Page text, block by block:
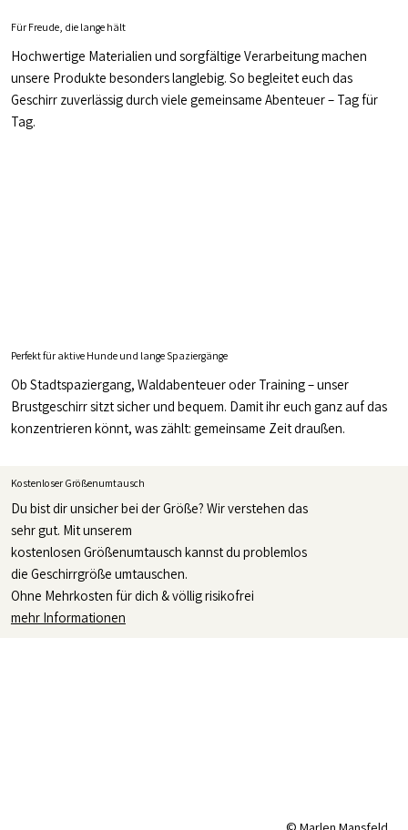
Für Freude, die lange hält
Hochwertige Materialien und sorgfältige Verarbeitung machen
unsere Produkte besonders langlebig. So begleitet euch das
Geschirr zuverlässig durch viele gemeinsame Abenteuer – Tag für
Tag.
Perfekt für aktive Hunde und lange Spaziergänge
Ob Stadtspaziergang, Waldabenteuer oder Training – unser
Brustgeschirr sitzt sicher und bequem. Damit ihr euch ganz auf das
konzentrieren könnt, was zählt: gemeinsame Zeit draußen.
Kostenloser Größenumtausch
Du bist dir unsicher bei der Größe? Wir verstehen das
sehr gut. Mit unserem
kostenlosen Größenumtausch kannst du problemlos
die Geschirrgröße umtauschen.
Ohne Mehrkosten für dich & völlig risikofrei
mehr Informationen
© Marlen Mansfeld